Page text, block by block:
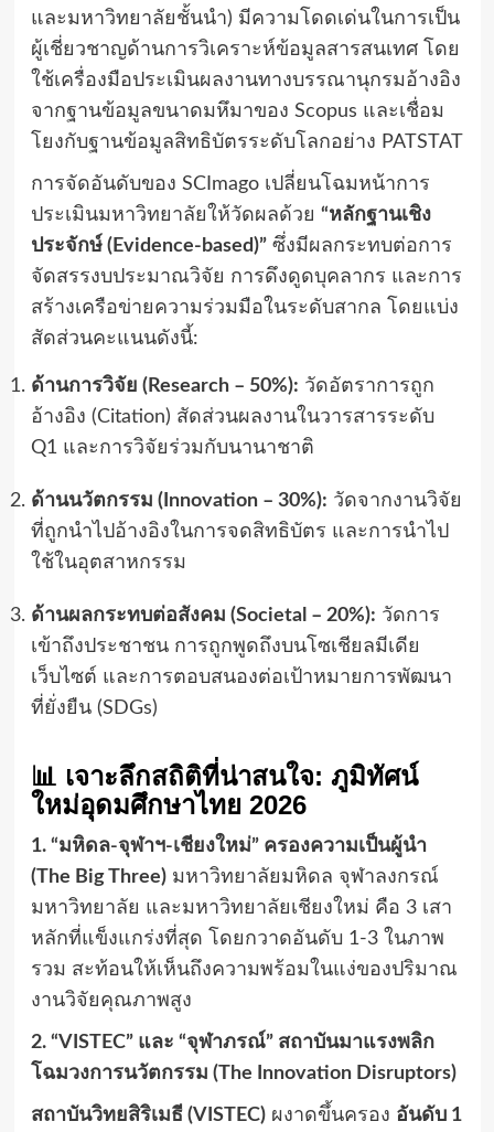
และมหาวิทยาลัยชั้นนำ) มีความโดดเด่นในการเป็น
ผู้เชี่ยวชาญด้านการวิเคราะห์ข้อมูลสารสนเทศ โดย
ใช้เครื่องมือประเมินผลงานทางบรรณานุกรมอ้างอิง
จากฐานข้อมูลขนาดมหึมาของ Scopus และเชื่อม
โยงกับฐานข้อมูลสิทธิบัตรระดับโลกอย่าง PATSTAT
การจัดอันดับของ SCImago เปลี่ยนโฉมหน้าการ
ประเมินมหาวิทยาลัยให้วัดผลด้วย “หลักฐานเชิง
ประจักษ์ (Evidence-based)”ซึ่งมีผลกระทบต่อการ
จัดสรรงบประมาณวิจัย การดึงดูดบุคลากร และการ
สร้างเครือข่ายความร่วมมือในระดับสากล โดยแบ่ง
สัดส่วนคะแนนดังนี้:
ด้านการวิจัย (Research – 50%): วัดอัตราการถูก
อ้างอิง (Citation) สัดส่วนผลงานในวารสารระดับ
Q1 และการวิจัยร่วมกับนานาชาติ
ด้านนวัตกรรม (Innovation – 30%): วัดจากงานวิจัย
ที่ถูกนำไปอ้างอิงในการจดสิทธิบัตร และการนำไป
ใช้ในอุตสาหกรรม
ด้านผลกระทบต่อสังคม (Societal – 20%): วัดการ
เข้าถึงประชาชน การถูกพูดถึงบนโซเชียลมีเดีย
เว็บไซต์ และการตอบสนองต่อเป้าหมายการพัฒนา
ที่ยั่งยืน (SDGs)
📊 เจาะลึกสถิติที่น่าสนใจ: ภูมิทัศน์
ใหม่อุดมศึกษาไทย 2026
1. “มหิดล-จุฬาฯ-เชียงใหม่” ครองความเป็นผู้นำ
(The Big Three)มหาวิทยาลัยมหิดล จุฬาลงกรณ์
มหาวิทยาลัย และมหาวิทยาลัยเชียงใหม่ คือ 3 เสา
หลักที่แข็งแกร่งที่สุด โดยกวาดอันดับ 1-3 ในภาพ
รวม สะท้อนให้เห็นถึงความพร้อมในแง่ของปริมาณ
งานวิจัยคุณภาพสูง
2. “VISTEC” และ “จุฬาภรณ์” สถาบันมาแรงพลิก
โฉมวงการนวัตกรรม (The Innovation Disruptors)
สถาบันวิทยสิริเมธี (VISTEC)ผงาดขึ้นครอง อันดับ 1